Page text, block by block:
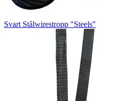
Svart Stålwirestropp "Steels"